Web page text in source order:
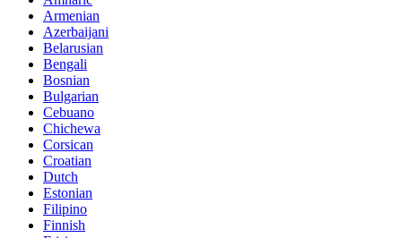
Armenian
Azerbaijani
Belarusian
Bengali
Bosnian
Bulgarian
Cebuano
Chichewa
Corsican
Croatian
Dutch
Estonian
Filipino
Finnish